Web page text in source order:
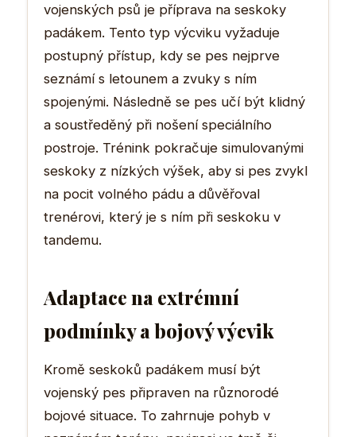
vojenských psů je příprava na seskoky
padákem. Tento typ výcviku vyžaduje
postupný přístup, kdy se pes nejprve
seznámí s letounem a zvuky s ním
spojenými. Následně se pes učí být klidný
a soustředěný při nošení speciálního
postroje. Trénink pokračuje simulovanými
seskoky z nízkých výšek, aby si pes zvykl
na pocit volného pádu a důvěřoval
trenérovi, který je s ním při seskoku v
tandemu.
Adaptace na extrémní
podmínky a bojový výcvik
Kromě seskoků padákem musí být
vojenský pes připraven na různorodé
bojové situace. To zahrnuje pohyb v